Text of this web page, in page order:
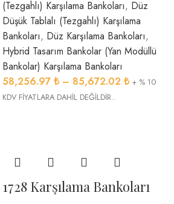
(Tezgahlı) Karşılama Bankoları, Düz
Düşük Tablalı (Tezgahlı) Karşılama
Bankoları, Düz Karşılama Bankoları,
Hybrid Tasarım Bankolar (Yan Modüllü
Bankolar) Karşılama Bankoları
58,256.97 ₺ – 85,672.02 ₺ + % 10
KDV FİYATLARA DAHİL DEĞİLDİR..
1728 Karşılama Bankoları